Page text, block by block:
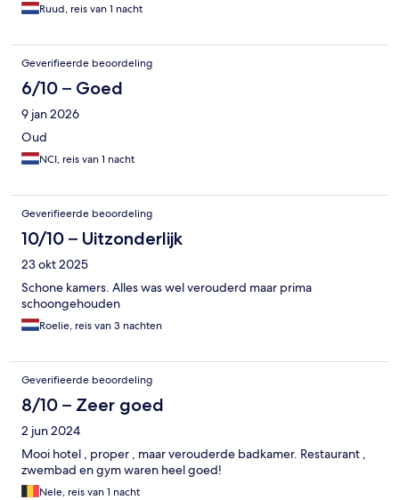
Ruud, reis van 1 nacht
Geverifieerde beoordeling
6/10 – Goed
9 jan 2026
Oud
NCI, reis van 1 nacht
Geverifieerde beoordeling
10/10 – Uitzonderlijk
23 okt 2025
Schone kamers. Alles was wel verouderd maar prima
schoongehouden
Roelie, reis van 3 nachten
Geverifieerde beoordeling
8/10 – Zeer goed
2 jun 2024
Mooi hotel , proper , maar verouderde badkamer. Restaurant ,
zwembad en gym waren heel goed!
Nele, reis van 1 nacht